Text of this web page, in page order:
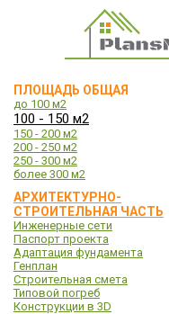
ПЛОЩАДЬ ОБЩАЯ
до 100 м2
100 - 150 м2
150 - 200 м2
200 - 250 м2
250 - 300 м2
более 300 м2
АРХИТЕКТУРНО-
СТРОИТЕЛЬНАЯ ЧАСТЬ
Инженерные сети
Паспорт проекта
Адаптация фундамента
Генплан
Строительная смета
Типовой погреб
Конструкции в 3D